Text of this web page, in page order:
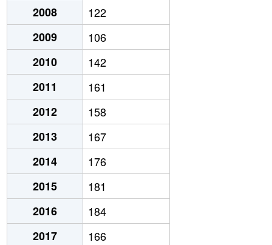
2008
122
2009
106
2010
142
2011
161
2012
158
2013
167
2014
176
2015
181
2016
184
2017
166